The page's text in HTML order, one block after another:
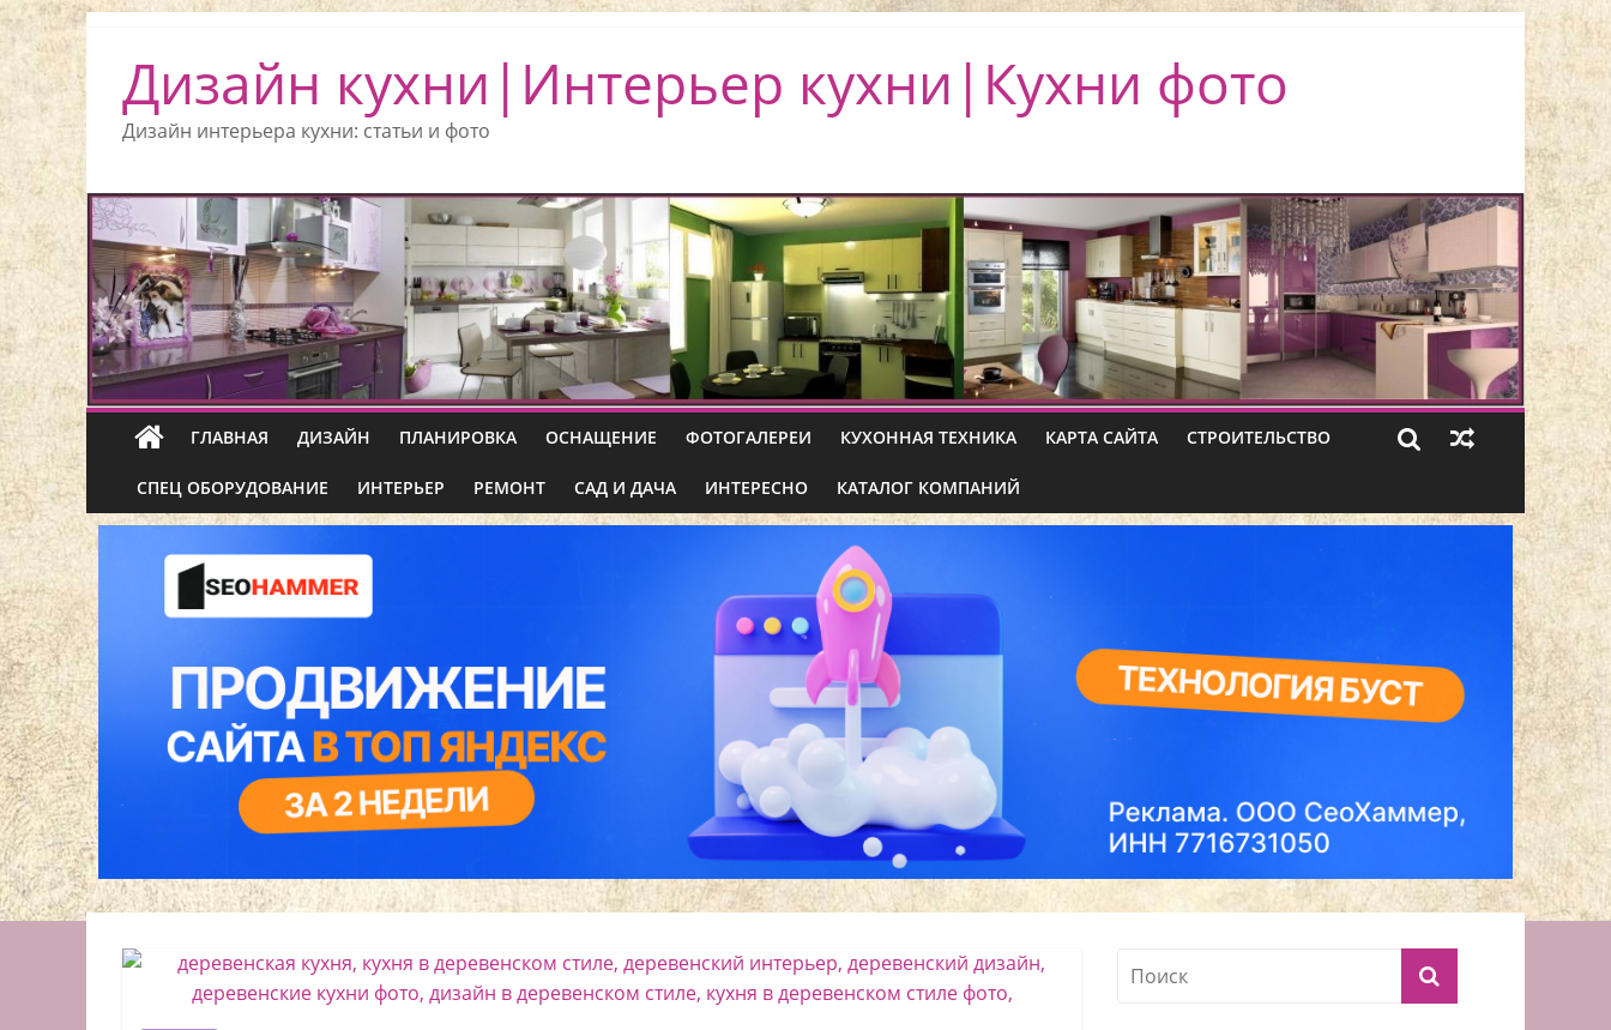
Дизайн кухни|Интерьер кухни|Кухни фото
Дизайн интерьера кухни: статьи и фото
ГЛАВНАЯ ДИЗАЙН ПЛАНИРОВКА ОСНАЩЕНИЕ ФОТОГАЛЕРЕИ КУХОННАЯ ТЕХНИКА КАРТА САЙТА СТРОИТЕЛЬСТВО
СПЕЦ ОБОРУДОВАНИЕ ИНТЕРЬЕР РЕМОНТ САД И ДАЧА ИНТЕРЕСНО КАТАЛОГ КОМПАНИЙ